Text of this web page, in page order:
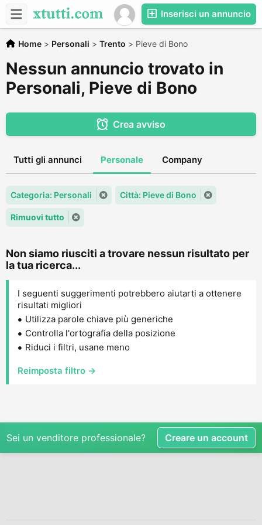
Inserisci un annuncio
Home > Personali > Trento > Pieve di Bono
Nessun annuncio trovato in
Personali, Pieve di Bono
Crea avviso
Tutti gli annunci Personale Company
Categoria: Personali Città: Pieve di Bono
Rimuovi tutto
Non siamo riusciti a trovare nessun risultato per
la tua ricerca...
I seguenti suggerimenti potrebbero aiutarti a ottenere
risultati migliori
Utilizza parole chiave più generiche
Controlla l'ortografia della posizione
Riduci i filtri, usane meno
Reimposta filtro →
Sei un venditore professionale? Creare un account